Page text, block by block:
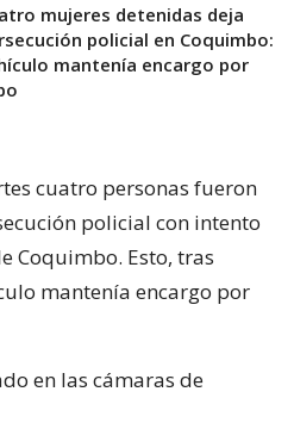
mujeres detenidas deja
policial en Coquimbo:
mantenía encargo por
cuatro personas fueron
policial con intento
Coquimbo. Esto, tras
mantenía encargo por
en las cámaras de